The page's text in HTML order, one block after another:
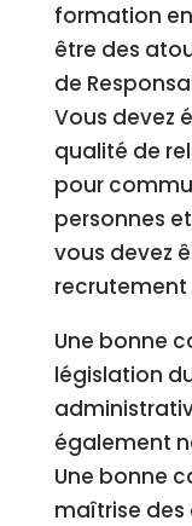
formation
être des
de
Vous devez
qualité de
pour
personnes
vous devez
recrutement
Une bonne
législation
également
Une bonne
maîtrise